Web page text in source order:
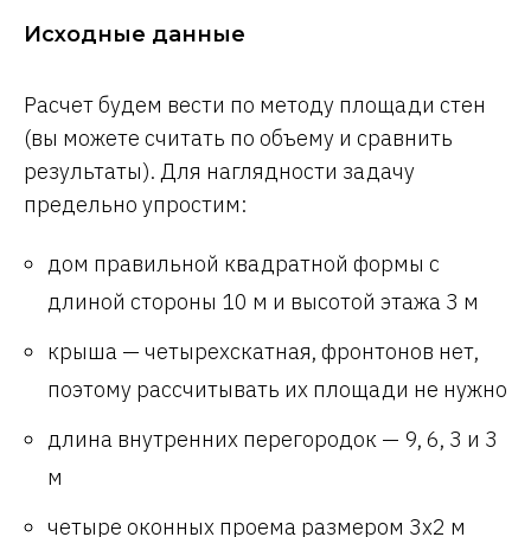
Исходные данные
Расчет будем вести по методу площади стен
(вы можете считать по объему и сравнить
результаты). Для наглядности задачу
предельно упростим:
дом правильной квадратной формы с
длиной стороны 10 м и высотой этажа 3 м
крыша — четырехскатная, фронтонов нет,
поэтому рассчитывать их площади не нужно
длина внутренних перегородок — 9, 6, 3 и 3
м
четыре оконных проема размером 3х2 м